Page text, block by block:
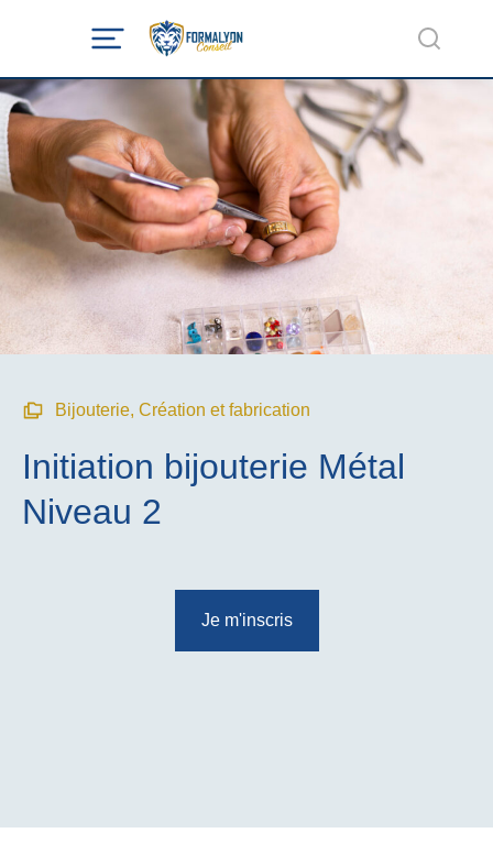
Bijouterie, Création et fabrication
Initiation bijouterie Métal
Niveau 2
Je m'inscris